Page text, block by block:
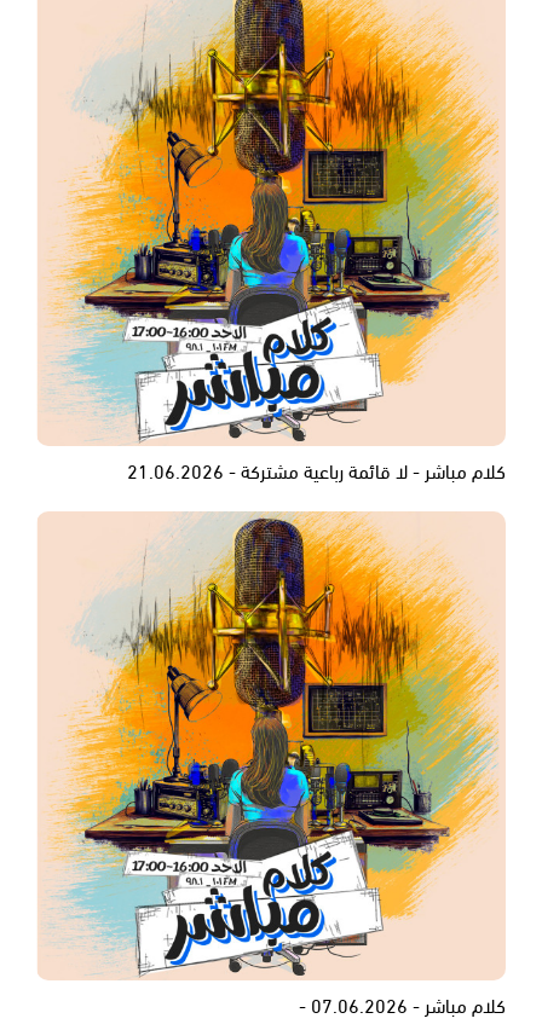
كلام مباشر - لا قائمة رباعية مشتركة - 21.06.2026
كلام مباشر - 07.06.2026 -